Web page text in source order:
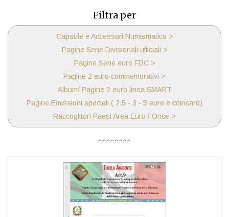
Filtra per
Capsule e Accessori Numismatica >
Pagine Serie Divisionali ufficiali >
Pagine Serie euro FDC >
Pagine 2 euro commemorativi >
Album/ Pagine 2 euro linea SMART
Pagine Emissioni speciali ( 2,5 - 3 - 5 euro e coincard)
Raccoglitori Paesi Area Euro / Once >